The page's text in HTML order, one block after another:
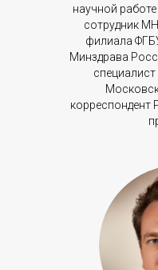
научной
сотрудник
филиала
Минздрава
корреспондент